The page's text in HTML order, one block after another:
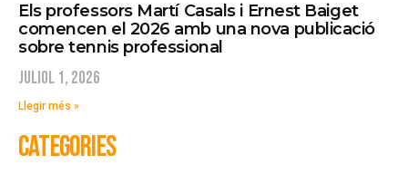
Els professors Martí Casals i Ernest Baiget
comencen el 2026 amb una nova publicació
sobre tennis professional
juliol 1, 2026
Llegir més »
CATEGORIES